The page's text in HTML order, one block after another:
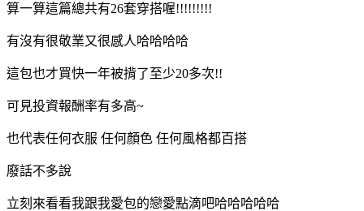
算一算這篇總共有26套穿搭喔!!!!!!!!!
有沒有很敬業又很感人哈哈哈哈
這包也才買快一年被揹了至少20多次!!
可見投資報酬率有多高~
也代表任何衣服 任何顏色 任何風格都百搭
廢話不多說
立刻來看看我跟我愛包的戀愛點滴吧哈哈哈哈哈